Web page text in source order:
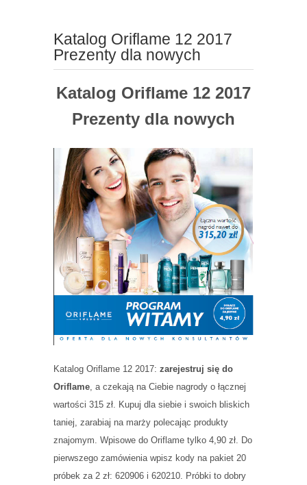
Katalog Oriflame 12 2017
Prezenty dla nowych
Katalog Oriflame 12 2017
Prezenty dla nowych
Katalog Oriflame 12 2017: zarejestruj się do
Oriflame, a czekają na Ciebie nagrody o łącznej
wartości 315 zł. Kupuj dla siebie i swoich bliskich
taniej, zarabiaj na marży polecając produkty
znajomym. Wpisowe do Oriflame tylko 4,90 zł. Do
pierwszego zamówienia wpisz kody na pakiet 20
próbek za 2 zł: 620906 i 620210. Próbki to dobry